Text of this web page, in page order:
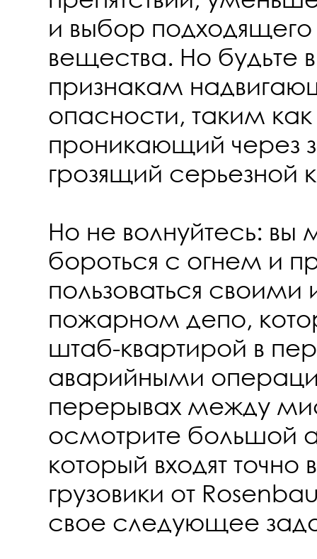
и выбор
вещества. Но будьте
признакам
опасности, таким
проникающий через
грозящий серьезной
Но не волнуйтесь: вы
бороться с огнем и
пользоваться
пожарном депо,
штаб-квартирой в
аварийными
перерывах между
осмотрите большой
который входят
грузовики от
свое следующее